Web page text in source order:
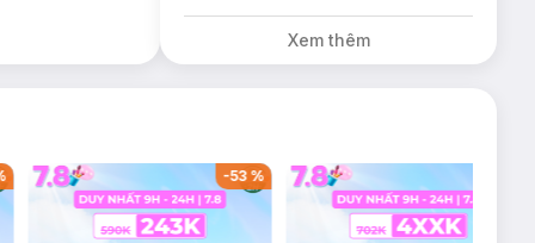
Xem thêm
-53%